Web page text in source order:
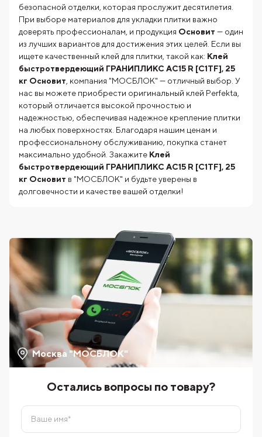
безопасной отделки, которая прослужит десятилетия.
При выборе материалов для укладки плитки важно
доверять профессионалам, и продукция Основит — один
из лучших вариантов для достижения этих целей. Если вы
ищете качественный клей для плитки, такой как: Клей
быстротвердеющий ГРАНИПЛИКС AC15 R [C1TF], 25
кг Основит , компания "МОСБЛОК" — отличный выбор. У
нас вы можете приобрести оригинальный клей Perfekta,
который отличается высокой прочностью и
надежностью, обеспечивая надежное крепление плитки
на любых поверхностях. Благодаря нашим ценам и
профессиональному обслуживанию, покупка станет
максимально удобной. Закажите Клей
быстротвердеющий ГРАНИПЛИКС AC15 R [C1TF], 25
кг Основит в "МОСБЛОК" и будьте уверены в
долговечности и качестве вашей отделки!
Москва "МОСБЛОК"
Остались вопросы по товару?